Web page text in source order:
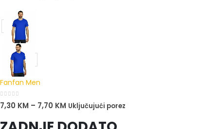
Fanfan Men
0out of 5
7,30 KM – 7,70 KM Uključujući porez